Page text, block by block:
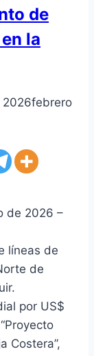
de
la
febrero
de 2026 –
líneas de
de
por US$
Costera”,